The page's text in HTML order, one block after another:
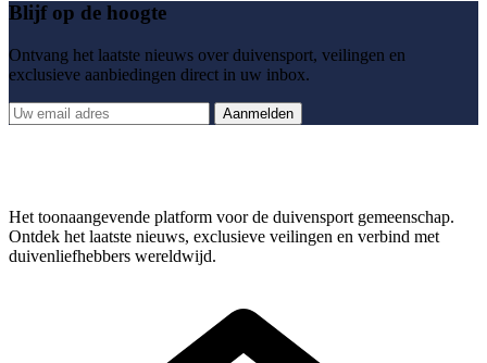
Blijf op de hoogte
Ontvang het laatste nieuws over duivensport, veilingen en
exclusieve aanbiedingen direct in uw inbox.
Aanmelden
Het toonaangevende platform voor de duivensport gemeenschap.
Ontdek het laatste nieuws, exclusieve veilingen en verbind met
duivenliefhebbers wereldwijd.